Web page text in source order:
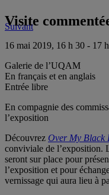
Suivant
Visite
16 mai 2019, 16 h 30 - 17
Galerie de l’UQAM
En français et en anglais
Entrée libre
En compagnie des
l’exposition
Découvrez Over My Black
conviviale de l’exposition.
seront sur place pour
l’exposition et pour
vernissage qui aura lieu à